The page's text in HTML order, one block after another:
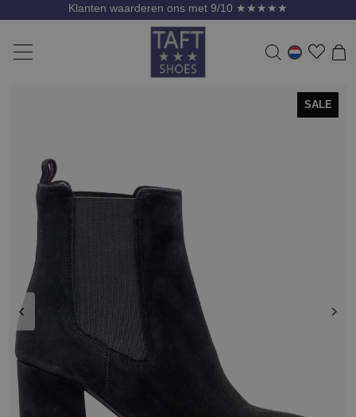
Klanten waarderen ons met 9/10 ★★★★★
SALE